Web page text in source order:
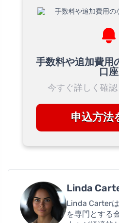
手数料や追加費用
口座
今すぐ詳しく確認
申込方法
Linda
Linda Carter
を専門とする